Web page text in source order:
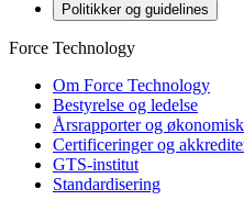
Politikker og guidelines
Force Technology
Om Force Technology
Bestyrelse og ledelse
Årsrapporter og
Certificeringer og
GTS-institut
Standardisering